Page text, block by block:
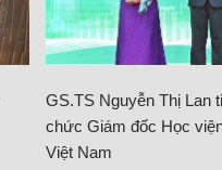
GS.TS Nguyễn Thị Lan
chức Giám đốc Học
Việt Nam